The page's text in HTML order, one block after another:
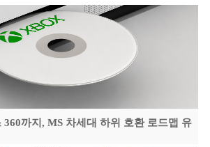
360까지, MS 차세대 하위 호환 로드맵 유